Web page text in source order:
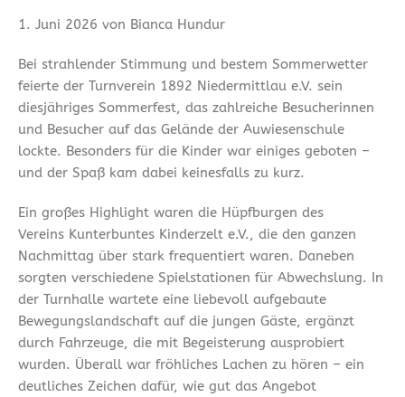
1. Juni 2026 von Bianca Hundur
Bei strahlender Stimmung und bestem Sommerwetter
feierte der Turnverein 1892 Niedermittlau e.V. sein
diesjähriges Sommerfest, das zahlreiche Besucherinnen
und Besucher auf das Gelände der Auwiesenschule
lockte. Besonders für die Kinder war einiges geboten –
und der Spaß kam dabei keinesfalls zu kurz.
Ein großes Highlight waren die Hüpfburgen des
Vereins Kunterbuntes Kinderzelt e.V., die den ganzen
Nachmittag über stark frequentiert waren. Daneben
sorgten verschiedene Spielstationen für Abwechslung. In
der Turnhalle wartete eine liebevoll aufgebaute
Bewegungslandschaft auf die jungen Gäste, ergänzt
durch Fahrzeuge, die mit Begeisterung ausprobiert
wurden. Überall war fröhliches Lachen zu hören – ein
deutliches Zeichen dafür, wie gut das Angebot